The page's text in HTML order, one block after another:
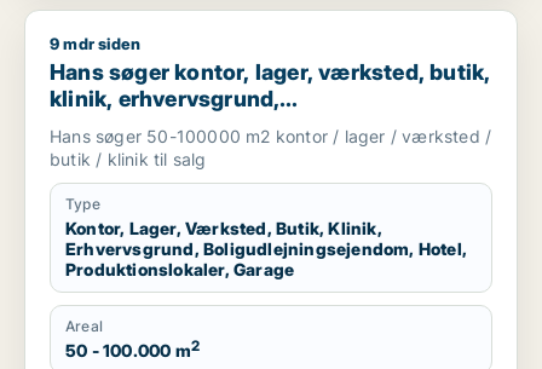
Hans søger kontor, lager, værksted, butik, klinik,
9 mdr siden
Hans søger kontor, lager, værksted, butik,
klinik, erhvervsgrund,
boligudlejningsejendom, hotel,
produktionslokaler eller garage til salg i
Region Sjælland
Hans søger 50-100000 m2 kontor / lager / værksted /
butik / klinik til salg
Type
Kontor, Lager, Værksted, Butik, Klinik,
Erhvervsgrund, Boligudlejningsejendom, Hotel,
Produktionslokaler, Garage
Areal
50 - 100.000 m2